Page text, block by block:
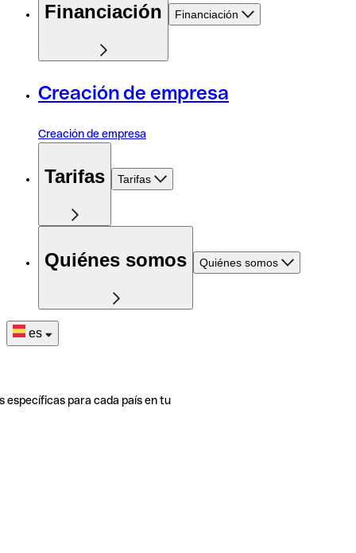
Financiación Financiación
Creación de empresa
Creación de empresa
Tarifas Tarifas
Quiénes somos Quiénes somos
es
específicas para cada país en tu